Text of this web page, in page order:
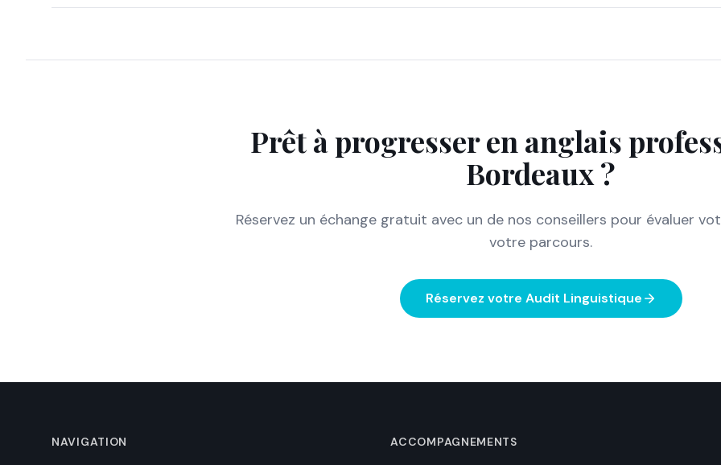
Prêt à progresser en anglais
Bordeaux?
Réservez un échange gratuit avec un de nos conseillers pour évaluer
votre parcours.
Réservez votre Audit Linguistique
NAVIGATION ACCOMPAGNEMENTS